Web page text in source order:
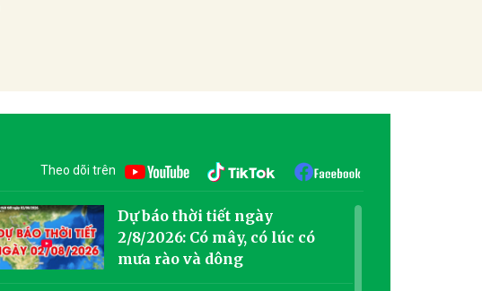
Theo dõi trên
Dự báo thời tiết ngày
2/8/2026: Có mây, có lúc có
mưa rào và dông